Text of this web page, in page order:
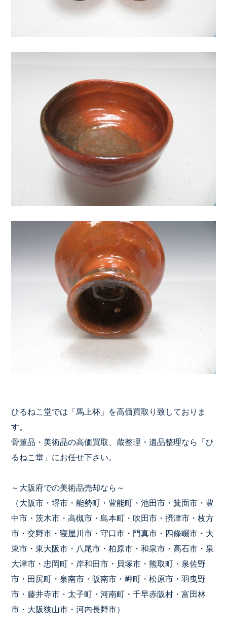
ひるねこ堂では「馬上杯」を高価買取り致しておりま
す。
骨董品・美術品の高価買取、蔵整理・遺品整理なら「ひ
るねこ堂」にお任せ下さい。
～大阪府での美術品売却なら～
（大阪市・堺市・能勢町・豊能町・池田市・箕面市・豊
中市・茨木市・高槻市・島本町・吹田市・摂津市・枚方
市・交野市・寝屋川市・守口市・門真市・四條畷市・大
東市・東大阪市・八尾市・柏原市・和泉市・高石市・泉
大津市・忠岡町・岸和田市・貝塚市・熊取町・泉佐野
市・田尻町・泉南市・阪南市・岬町・松原市・羽曳野
市・藤井寺市・太子町・河南町・千早赤阪村・富田林
市・大阪狭山市・河内長野市）